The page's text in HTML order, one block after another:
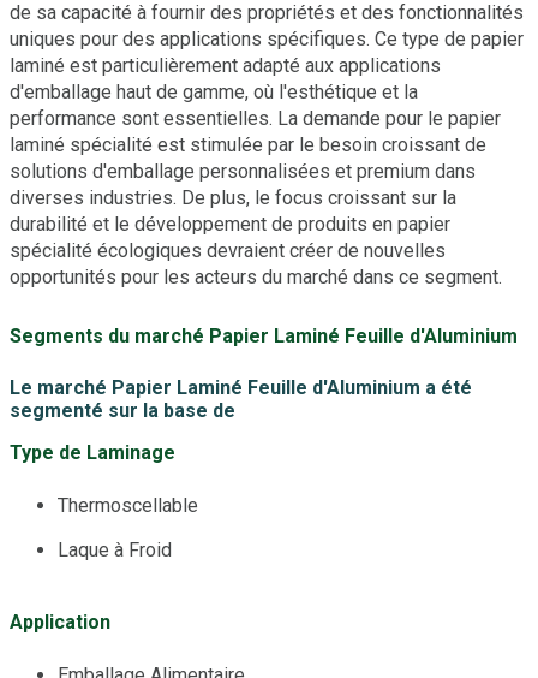
de sa capacité à fournir des propriétés et des fonctionnalités
uniques pour des applications spécifiques. Ce type de papier
laminé est particulièrement adapté aux applications
d'emballage haut de gamme, où l'esthétique et la
performance sont essentielles. La demande pour le papier
laminé spécialité est stimulée par le besoin croissant de
solutions d'emballage personnalisées et premium dans
diverses industries. De plus, le focus croissant sur la
durabilité et le développement de produits en papier
spécialité écologiques devraient créer de nouvelles
opportunités pour les acteurs du marché dans ce segment.
Segments du marché Papier Laminé Feuille d'Aluminium
Le marché Papier Laminé Feuille d'Aluminium a été
segmenté sur la base de
Type de Laminage
Thermoscellable
Laque à Froid
Application